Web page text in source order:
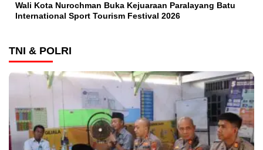
Wali Kota Nurochman Buka Kejuaraan Paralayang Batu
International Sport Tourism Festival 2026
TNI & POLRI